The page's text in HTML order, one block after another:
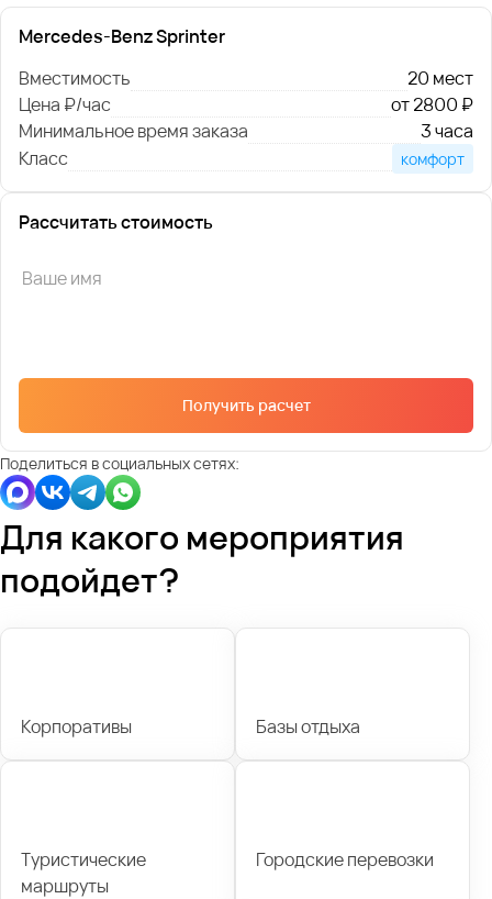
Mercedes-Benz Sprinter
Вместимость
20 мест
Цена ₽/час
от 2800 ₽
Минимальное время заказа
3 часа
Класс
комфорт
Рассчитать стоимость
Получить расчет
Поделиться в социальных сетях:
Для какого мероприятия
подойдет?
Корпоративы Базы отдыха
Туристические
маршруты
Городские перевозки